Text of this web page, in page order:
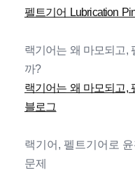
펠트기어 Lubrication
랙기어는 왜 마모되고,
까?
랙기어는 왜 마모되고,
블로그
랙기어, 펠트기어로
문제